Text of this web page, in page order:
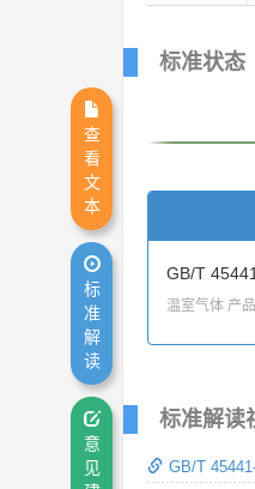
标准状态
GB/T
温室气体 产
标准解读
GB/T
查
看
文
本
标
准
解
读
意
见